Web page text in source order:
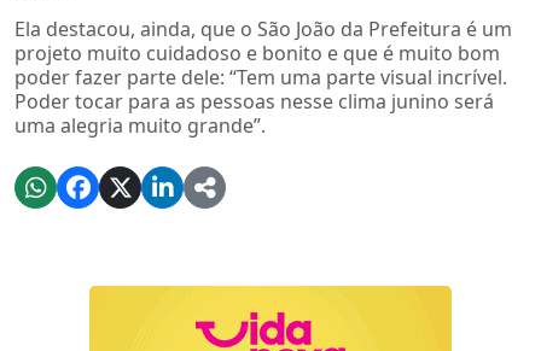
Ela destacou, ainda, que o São João da Prefeitura é um
projeto muito cuidadoso e bonito e que é muito bom
poder fazer parte dele: “Tem uma parte visual incrível.
Poder tocar para as pessoas nesse clima junino será
uma alegria muito grande”.